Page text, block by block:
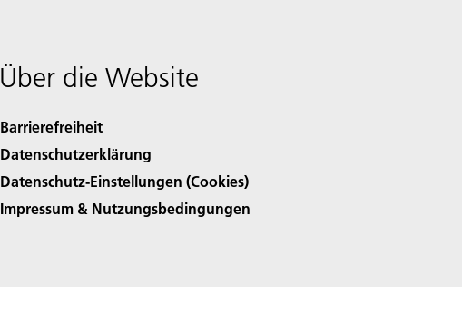
Über die Website
Barrierefreiheit
Datenschutzerklärung
Datenschutz-Einstellungen (Cookies)
Impressum & Nutzungsbedingungen